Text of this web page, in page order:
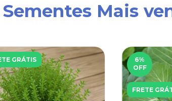
Sementes Mais
GRÁTIS 6%
OFF
FRETE